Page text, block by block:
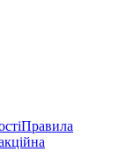
Правила